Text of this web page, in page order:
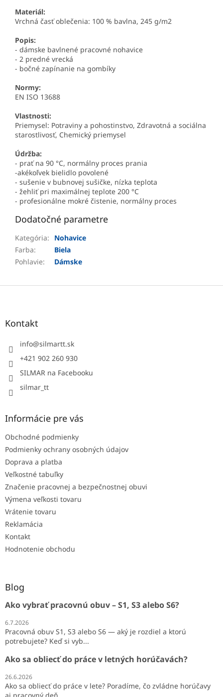
Materiál:
Vrchná časť oblečenia: 100 % bavlna, 245 g/m2
Popis:
- dámske bavlnené pracovné nohavice
- 2 predné vrecká
- bočné zapínanie na gombíky
Normy:
EN ISO 13688
Vlastnosti:
Priemysel: Potraviny a pohostinstvo, Zdravotná a sociálna
starostlivosť, Chemický priemysel
Údržba:
- prať na 90 °C, normálny proces prania
-akékoľvek bielidlo povolené
- sušenie v bubnovej sušičke, nízka teplota
- žehliť pri maximálnej teplote 200 °C
- profesionálne mokré čistenie, normálny proces
Dodatočné parametre
Kategória:
Nohavice
Farba:
Biela
Pohlavie: Dámske
Z
Kontakt
info@silmartt.sk
+421 902 260 930
SILMAR na Facebooku
silmar_tt
Informácie pre vás
Obchodné podmienky
Podmienky ochrany osobných údajov
Doprava a platba
Veľkostné tabuľky
Značenie pracovnej a bezpečnostnej obuvi
Výmena veľkosti tovaru
Vrátenie tovaru
Reklamácia
Kontakt
Hodnotenie obchodu
Blog
Ako vybrať pracovnú obuv – S1, S3 alebo S6?
6.7.2026
Pracovná obuv S1, S3 alebo S6 — aký je rozdiel a ktorú
potrebujete? Keď si vyb...
Ako sa obliecť do práce v letných horúčavách?
26.6.2026
Ako sa obliecť do práce v lete? Poradíme, čo zvládne horúčavy